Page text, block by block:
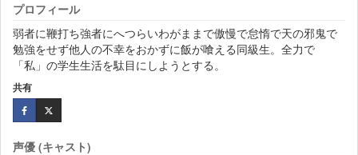
プロフィール
弱者に鞭打ち強者にへつらいわがままで傲慢で怠惰で天の邪鬼で
勉強をせず他人の不幸をおかずに飯が喰える同級生。全力で
「私」の学生生活を駄目にしようとする。
共有
声優 (キャスト)